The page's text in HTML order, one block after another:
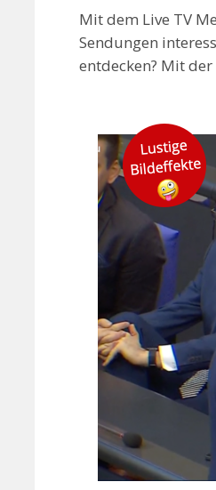
Mit dem Live TV
Sendungen
entdecken? Mit